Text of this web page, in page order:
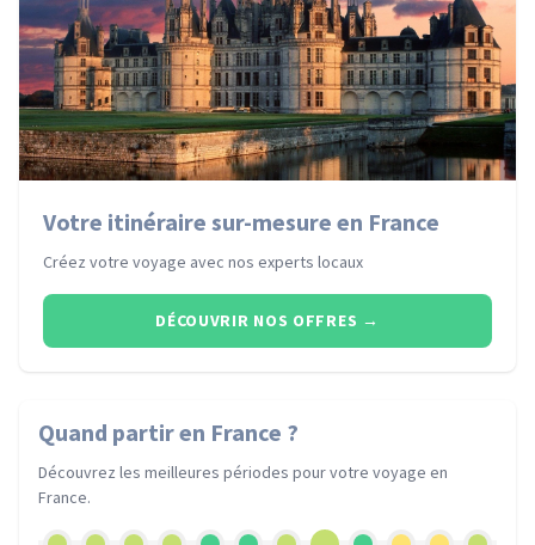
Votre itinéraire sur-mesure en France
Créez votre voyage avec nos experts locaux
DÉCOUVRIR NOS OFFRES →
Quand partiren France ?
Découvrez les meilleures périodes pour votre voyage en
France.